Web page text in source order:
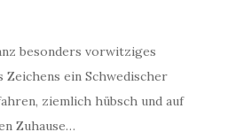
besonders vorwitziges
Zeichens ein Schwedischer
ziemlich hübsch und auf
Zuhause…